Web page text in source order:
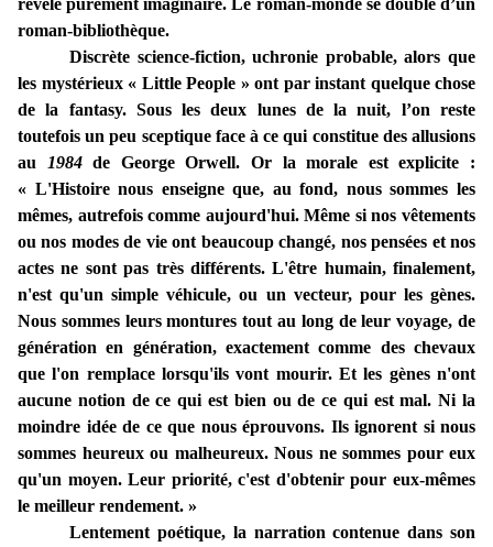
révèle purement imaginaire. Le roman-monde se double d’un
roman-bibliothèque.
Discrète science-fiction, uchronie probable, alors que
les mystérieux « Little People » ont par instant quelque chose
de la fantasy. Sous les deux lunes de la nuit, l’on reste
toutefois un peu sceptique face à ce qui constitue des allusions
au
1984de George Orwell. Or la morale est explicite :
« L'Histoire nous enseigne que, au fond, nous sommes les
mêmes, autrefois comme aujourd'hui. Même si nos vêtements
ou nos modes de vie ont beaucoup changé, nos pensées et nos
actes ne sont pas très différents. L'être humain, finalement,
n'est qu'un simple véhicule, ou un vecteur, pour les gènes.
Nous sommes leurs montures tout au long de leur voyage, de
génération en génération, exactement comme des chevaux
que l'on remplace lorsqu'ils vont mourir. Et les gènes n'ont
aucune notion de ce qui est bien ou de ce qui est mal. Ni la
moindre idée de ce que nous éprouvons. Ils ignorent si nous
sommes heureux ou malheureux. Nous ne sommes pour eux
qu'un moyen. Leur priorité, c'est d'obtenir pour eux-mêmes
le meilleur rendement. »
Lentement poétique, la narration contenue dans son